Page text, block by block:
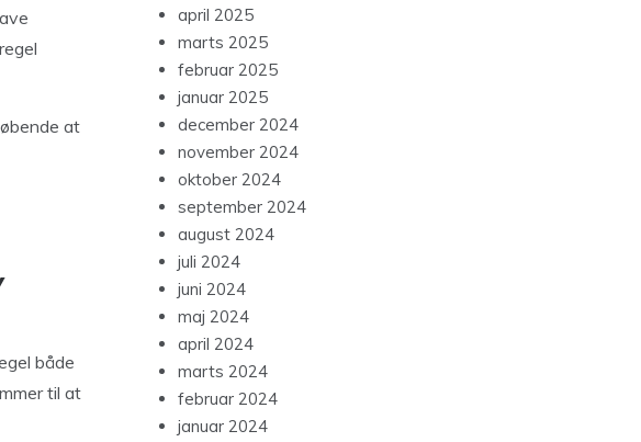
at
både
til at
april 2025
marts 2025
februar 2025
januar 2025
december 2024
november 2024
oktober 2024
september 2024
august 2024
juli 2024
juni 2024
maj 2024
april 2024
marts 2024
februar 2024
januar 2024